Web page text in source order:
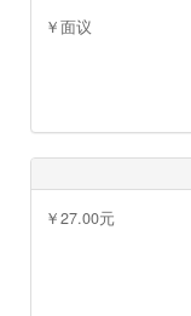
￥面议
￥27.00元